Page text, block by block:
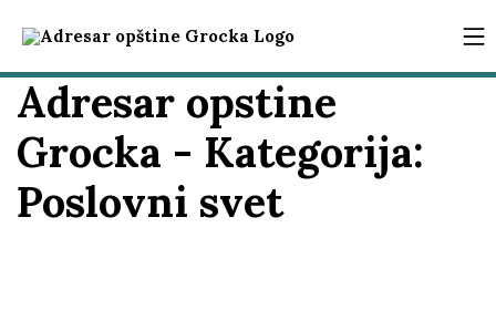
Adresar opstine
Grocka - Kategorija:
Poslovni svet